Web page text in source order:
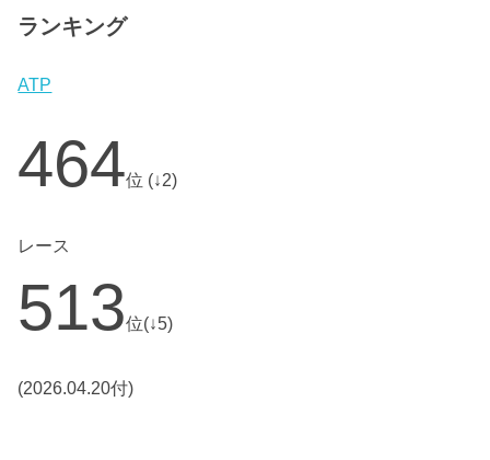
ランキング
ATP
464位 (↓2)
レース
513位(↓5)
(2026.04.20付)